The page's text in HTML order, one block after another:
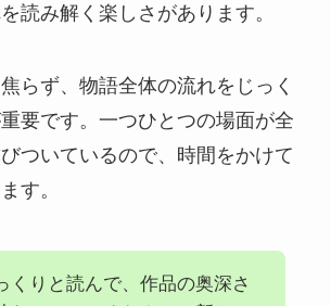
読み解く楽しさがあります。
らず、物語全体の流れをじっく
要です。一つひとつの場面が全
ついているので、時間をかけて
す。
くりと読んで、作品の奥深さ